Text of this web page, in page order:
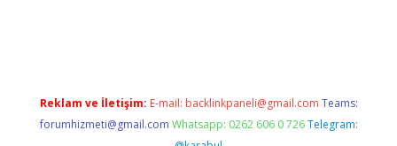
Reklam ve İletişim: E-mail: backlinkpaneli@gmail.com Teams:
forumhizmeti@gmail.com Whatsapp: 0262 606 0 726 Telegram: